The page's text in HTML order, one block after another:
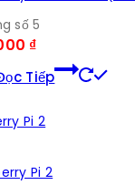
số 5
₫
Tiếp
Pi 2